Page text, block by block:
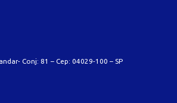
Conj: 81 – Cep: 04029-100 – SP